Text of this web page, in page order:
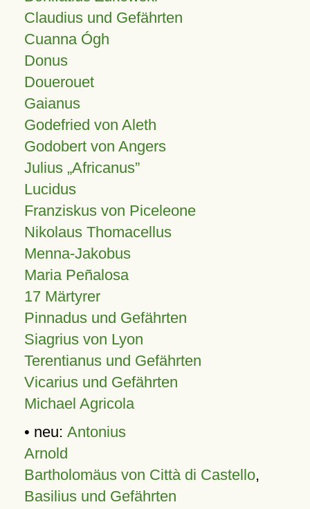
Claudius und Gefährten
Cuanna Ógh
Donus
Douerouet
Gaianus
Godefried von Aleth
Godobert von Angers
Julius Africanus
Lucidus
Franziskus von Piceleone
Nikolaus Thomacellus
Menna-Jakobus
Maria Peñalosa
17 Märtyrer
Pinnadus und Gefährten
Siagrius von Lyon
Terentianus und Gefährten
Vicarius und Gefährten
Michael Agricola
• neu: Antonius
Arnold
Bartholomäus von Città di Castello,
Basilius und Gefährten